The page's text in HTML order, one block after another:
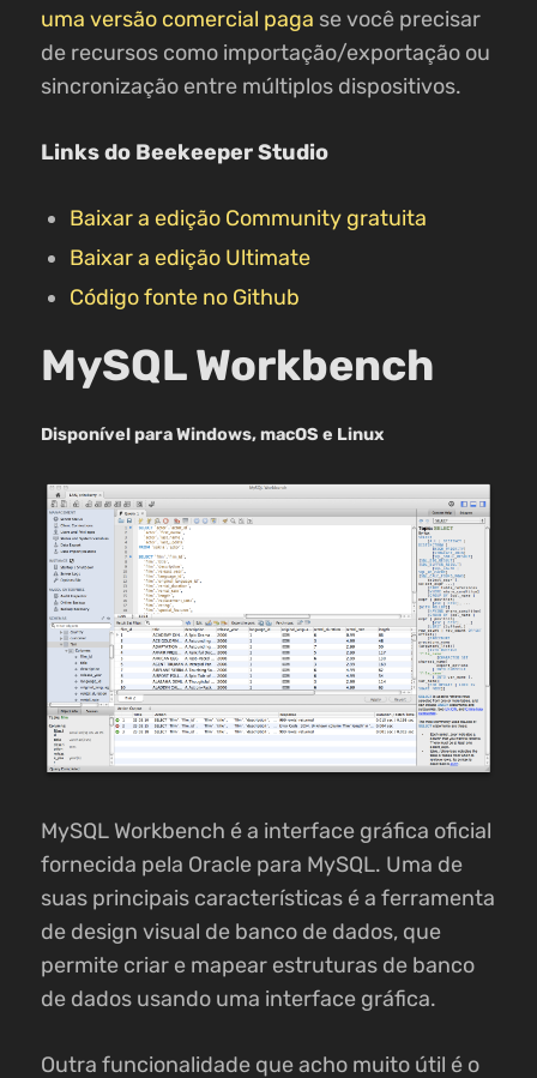
uma versão comercial paga se você precisar
de recursos como importação/exportação ou
sincronização entre múltiplos dispositivos.
Links do Beekeeper Studio
Baixar a edição Community gratuita
Baixar a edição Ultimate
Código fonte no Github
MySQL Workbench
Disponível para Windows, macOS e Linux
MySQL Workbench é a interface gráfica oficial
fornecida pela Oracle para MySQL. Uma de
suas principais características é a ferramenta
de design visual de banco de dados, que
permite criar e mapear estruturas de banco
de dados usando uma interface gráfica.
Outra funcionalidade que acho muito útil é o